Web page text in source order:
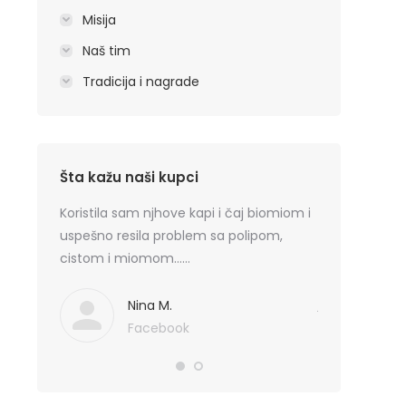
Misija
Naš tim
Tradicija i nagrade
Šta kažu naši kupci
su
ne
Koristila sam njhove kapi i čaj biomiom i
uspešno resila problem sa polipom,
cistom i miomom……
Nina M.
Facebook